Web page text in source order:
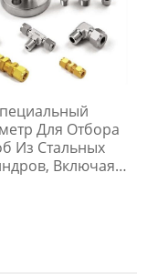
Для Отбора
Из Стальных
Включая